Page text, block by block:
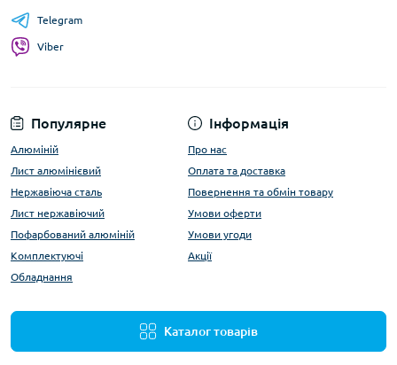
Популярне
Алюміній
Лист алюмінієвий
Нержавіюча сталь
Лист нержавіючий
Пофарбований алюміній
Комплектуючі
Обладнання
Інформація
Про нас
Оплата та доставка
Повернення та обмін товару
Умови оферти
Умови угоди
Акції
Каталог товарів
Telegram
Viber